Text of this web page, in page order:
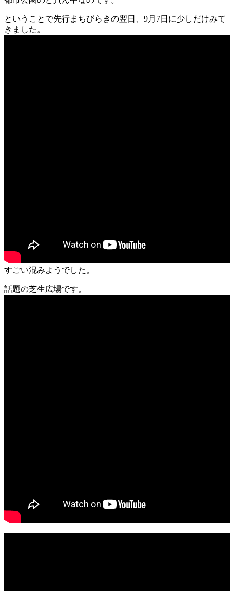
ということで先行まちびらきの翌日、9月7日に少しだけみて
きました。
すごい混みようでした。
話題の芝生広場です。